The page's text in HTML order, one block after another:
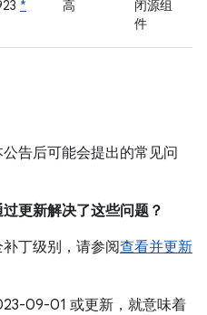
* 高
闭源组
件
告后可能会提出的常见问
更新解决了这些问题？
丁级别，请参阅查看并更新
09-01 或更新，就意味着